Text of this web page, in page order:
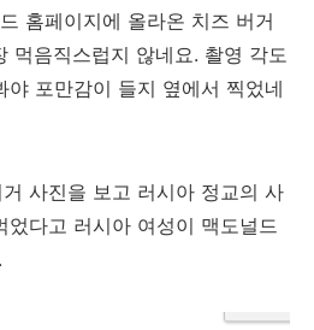
홈페이지에 올라온 치즈 버거
먹음직스럽지 않네요. 촬영 각도
야 포만감이 들지 옆에서 찍었네
사진을 보고 러시아 정교의 사
었다고 러시아 여성이 맥도널드